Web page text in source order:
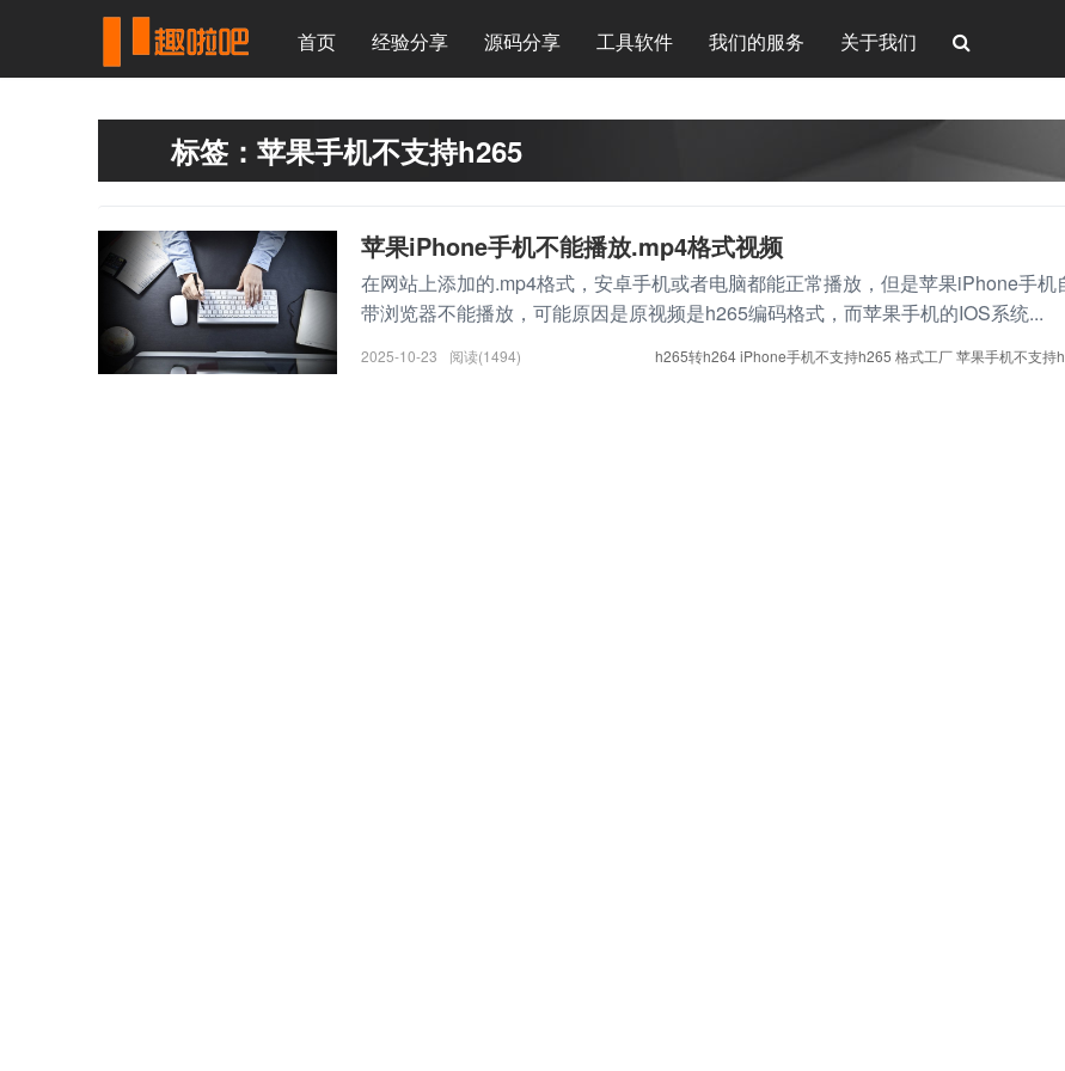
首页 经验分享 源码分享 工具软件 我们的服务 关于我们
标签：苹果手机不支持h265
苹果iPhone手机不能播放.mp4格式视频
在网站上添加的.mp4格式，安卓手机或者电脑都能正常播放，但是苹果iPhone手机
带浏览器不能播放，可能原因是原视频是h265编码格式，而苹果手机的IOS系统...
2025-10-23 阅读(1494) h265转h264iPhone手机不支持h265 格式工厂苹果手机不支持